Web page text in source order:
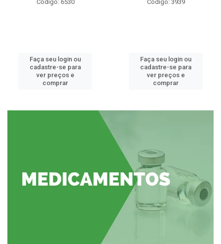
Código: 6530
Faça seu login ou
cadastre-se para
ver preços e
comprar
Código: 3939
Faça seu login ou
cadastre-se para
ver preços e
comprar